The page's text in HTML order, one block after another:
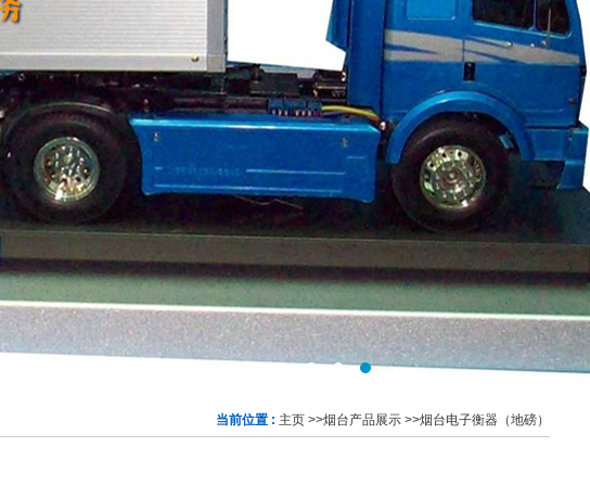
当前位置 : 主页 >>烟台产品展示 >>烟台电子衡器（地磅）